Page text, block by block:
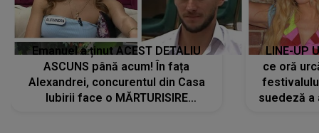
Emanuel a ținut ACEST DETALIU
ASCUNS până acum! În fața
Alexandrei, concurentul din Casa
Iubirii face o MĂRTURISIRE
LINE-UP
ce oră
suedeză a